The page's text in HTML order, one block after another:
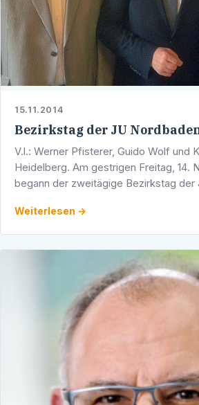
15.11.2014
Bezirkstag der JU
V.l.: Werner Pfisterer, Guido Wolf und
Heidelberg. Am gestrigen Freitag, 14.
begann der zweitägige Bezirkstag der
Selbstverständlich …
Weiterlesen →